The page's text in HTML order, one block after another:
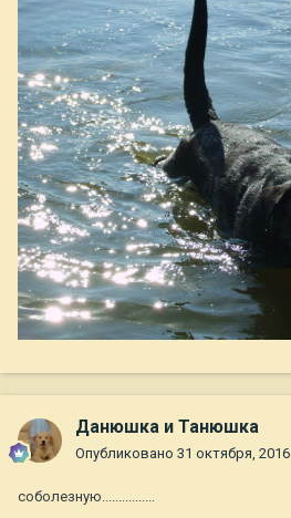
Данюшка и Танюшка
Опубликовано 31 октября, 2016
соболезную................